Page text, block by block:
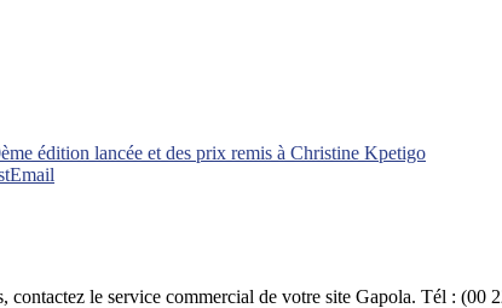
édition lancée et des prix remis à Christine Kpetigo
Email
contactez le service commercial de votre site Gapola. Tél :